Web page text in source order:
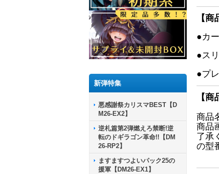
新弾特集
悪感謝祭カリスマBEST【D
M26-EX2】
逆札篇第2弾燃えろ禁断!逆
転のドギラゴン革命!!【DM
26-RP2】
ますますつよいパック25の
援軍【DM26-EX1】
【
●カ
●ス
●プ
【
商品
商品
了承
の型